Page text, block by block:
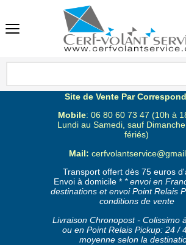
Site de Vente Par
Mobile: 06 80 60 73 47 (10h à
Lundi au Samedi, sauf
fériés)
Mail:
Transport offert dès 75 euros
Envoi à domicile * * envoi en
destinations et envoi Point Relais
conditions de vente
Livraison Chronopost - Colissimo
ou en Point Relais Pickup: 24 /
moyenne selon la